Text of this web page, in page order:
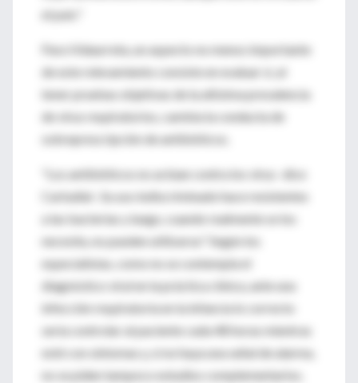
el país."
Para Vidaurreta, un aspecto no menos importante
de este relevamiento consiste en evaluar si, al
tener pruebas objetivas de la altísima prevalencia
de virus respiratorios, cambia la conducta de
sobreprescripción de antibióticos.
"Los antibióticos no actúan contra los virus -dice
Carballal-. Su uso indiscriminado hace resistentes
a las bacterias y luego, cuando realmente se los
necesita, no pueden utilizarse." Según los
especialistas, como no se contempla el
diagnóstico viral en la práctica clínica, ante una
infección respiratoria en la infancia lo correcto
sería controlar al paciente cada 48 horas mientras
esté con síntomas y, si no haya una señal de alarma,
no se piden tampoco estudios complementarios.